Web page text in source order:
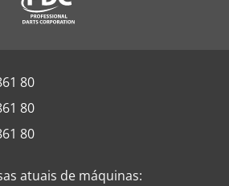
80
80
80
atuais de máquinas: